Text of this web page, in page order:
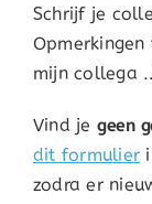
Schrijf je
mijn collega
Vind je geen
dit formulier
zodra er